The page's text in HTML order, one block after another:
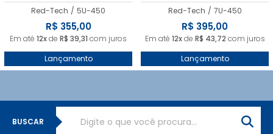
Red-Tech / 5U-450
R$ 355,00
Em até 12xde R$ 39,31 com juros
Lançamento
Red-Tech / 7U-450
R$ 395,00
Em até 12xde R$ 43,72 com juros
Lançamento
BUSCAR